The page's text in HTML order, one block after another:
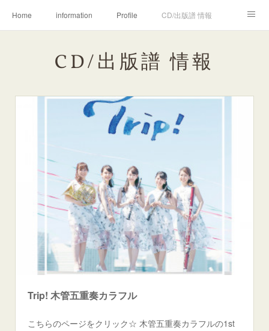
Home information Profile CD/出版譜 情報
WORKS (ご依頼の方へ) Ameblo
CD/出版譜 情報
Trip! 木管五重奏カラフル
こちらのページをクリック☆ 木管五重奏カラフルの1st